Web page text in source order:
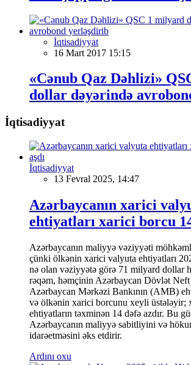
İqtisadiyyat
16 Mart 2017 15:15
«Cənub Qaz Dəhlizi»
dollar dəyərində
İqtisadiyyat
İqtisadiyyat
13 Fevral 2025, 14:47
Azərbaycanın xarici
ehtiyatları xarici borcu
Azərbaycanın maliyyə vəziyyəti
çünki ölkənin xarici valyuta ehtiyatları
nə olan vəziyyətə görə 71 milyard dollar
rəqəm, həmçinin Azərbaycan Dövlət
Azərbaycan Mərkəzi Bankının (AMB)
və ölkənin xarici borcunu xeyli üstələyir;
ehtiyatların təxminən 14 dəfə azdır. Bu
Azərbaycanın maliyyə sabitliyini və
idarəetməsini əks etdirir.
Ardını oxu